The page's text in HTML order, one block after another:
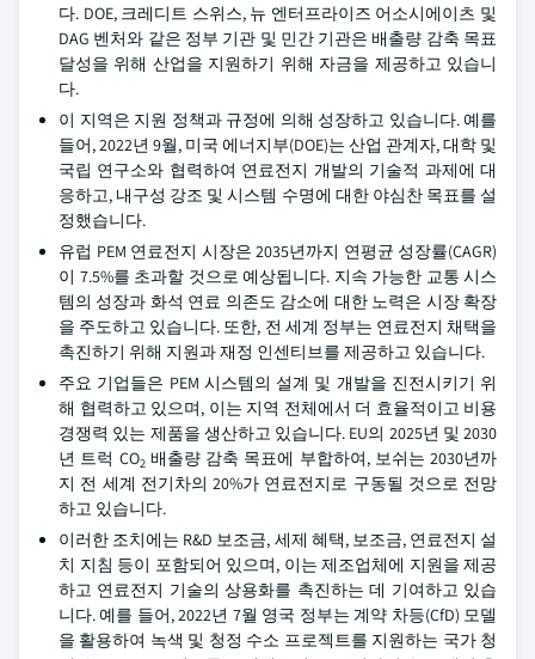
다. DOE, 크레디트 스위스, 뉴 엔터프라이즈 어소시에이츠 및
DAG 벤처와 같은 정부 기관 및 민간 기관은 배출량 감축 목표
달성을 위해 산업을 지원하기 위해 자금을 제공하고 있습니
다.
이 지역은 지원 정책과 규정에 의해 성장하고 있습니다. 예를
들어, 2022년 9월, 미국 에너지부(DOE)는 산업 관계자, 대학 및
국립 연구소와 협력하여 연료전지 개발의 기술적 과제에 대
응하고, 내구성 강조 및 시스템 수명에 대한 야심찬 목표를 설
정했습니다.
유럽 PEM 연료전지 시장은 2035년까지 연평균 성장률(CAGR)
이 7.5%를 초과할 것으로 예상됩니다. 지속 가능한 교통 시스
템의 성장과 화석 연료 의존도 감소에 대한 노력은 시장 확장
을 주도하고 있습니다. 또한, 전 세계 정부는 연료전지 채택을
촉진하기 위해 지원과 재정 인센티브를 제공하고 있습니다.
주요 기업들은 PEM 시스템의 설계 및 개발을 진전시키기 위
해 협력하고 있으며, 이는 지역 전체에서 더 효율적이고 비용
경쟁력 있는 제품을 생산하고 있습니다. EU의 2025년 및 2030
년 트럭 CO2배출량 감축 목표에 부합하여, 보쉬는 2030년까
지 전 세계 전기차의 20%가 연료전지로 구동될 것으로 전망
하고 있습니다.
이러한 조치에는 R&D 보조금, 세제 혜택, 보조금, 연료전지 설
치 지침 등이 포함되어 있으며, 이는 제조업체에 지원을 제공
하고 연료전지 기술의 상용화를 촉진하는 데 기여하고 있습
니다. 예를 들어, 2022년 7월 영국 정부는 계약 차등(CfD) 모델
을 활용하여 녹색 및 청정 수소 프로젝트를 지원하는 국가 청